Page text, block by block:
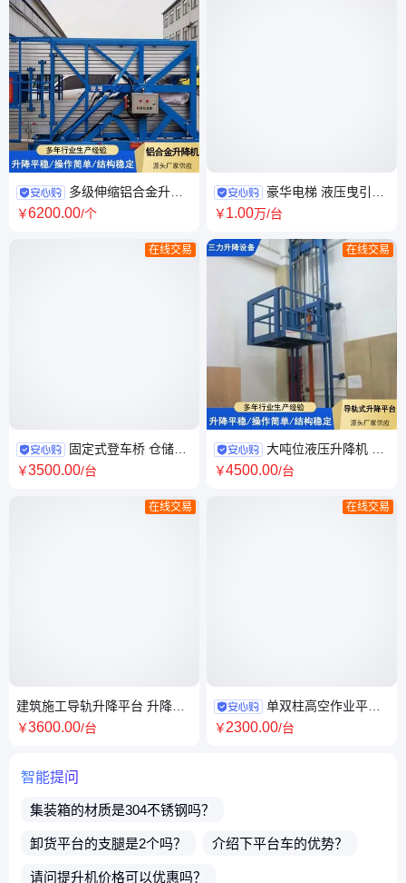
多级伸缩铝合金升降
机 适应不同气候 高空作业维修
￥6200.00/个
在线交易
固定式登车桥 仓储货
物装卸平台 集装箱高度调节板
￥3500.00/台
在线交易
建筑施工导轨升降平台 升降货
梯 稳定性高 室内外工厂 发货及
￥3600.00/台
豪华电梯 液压曳引式
轿厢轮椅升降机 室内外复式观
￥1.00万/台
在线交易
大吨位液压升降机 电
动升降平台 灵活性强 电力设施
￥4500.00/台
在线交易
单双柱高空作业平台
多级伸缩铝合金升降机 室内简
￥2300.00/台
智能提问
集装箱的材质是304不锈钢吗？
卸货平台的支腿是2个吗？ 介绍下平台车的优势？
请问提升机价格可以优惠吗？